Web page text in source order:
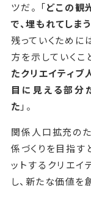
ツだ。 「どこの観
で、埋もれてしま
残っていくために
方を示していくこ
たクリエイティ
目に見える部分
た 」。
関係人口拡充の
係づくりを目指す
ットするクリエ
し、新たな価値を